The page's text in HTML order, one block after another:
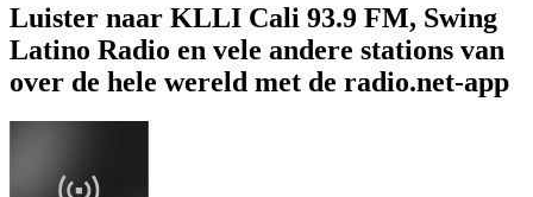
Luister naar KLLI Cali 93.9 FM, Swing
Latino Radio en vele andere stations van
over de hele wereld met de radio.net-app